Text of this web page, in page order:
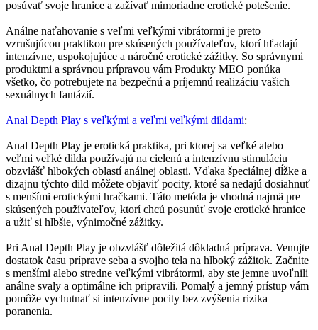
posúvať svoje hranice a zažívať mimoriadne erotické potešenie.
Análne naťahovanie s veľmi veľkými vibrátormi je preto
vzrušujúcou praktikou pre skúsených používateľov, ktorí hľadajú
intenzívne, uspokojujúce a náročné erotické zážitky. So správnymi
produktmi a správnou prípravou vám Produkty MEO ponúka
všetko, čo potrebujete na bezpečnú a príjemnú realizáciu vašich
sexuálnych fantázií.
Anal Depth Play s veľkými a veľmi veľkými dildami:
Anal Depth Play je erotická praktika, pri ktorej sa veľké alebo
veľmi veľké dilda používajú na cielenú a intenzívnu stimuláciu
obzvlášť hlbokých oblastí análnej oblasti. Vďaka špeciálnej dĺžke a
dizajnu týchto dild môžete objaviť pocity, ktoré sa nedajú dosiahnuť
s menšími erotickými hračkami. Táto metóda je vhodná najmä pre
skúsených používateľov, ktorí chcú posunúť svoje erotické hranice
a užiť si hlbšie, výnimočné zážitky.
Pri Anal Depth Play je obzvlášť dôležitá dôkladná príprava. Venujte
dostatok času príprave seba a svojho tela na hlboký zážitok. Začnite
s menšími alebo stredne veľkými vibrátormi, aby ste jemne uvoľnili
análne svaly a optimálne ich pripravili. Pomalý a jemný prístup vám
pomôže vychutnať si intenzívne pocity bez zvýšenia rizika
poranenia.